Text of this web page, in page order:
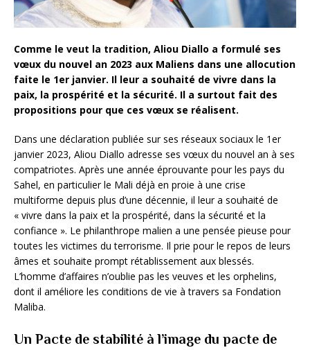
Comme le veut la tradition, Aliou Diallo a formulé ses
vœux du nouvel an 2023 aux Maliens dans une allocution
faite le 1er janvier. Il leur a souhaité de vivre dans la
paix, la prospérité et la sécurité. Il a surtout fait des
propositions pour que ces vœux se réalisent.
Dans une déclaration publiée sur ses réseaux sociaux le 1er
janvier 2023, Aliou Diallo adresse ses vœux du nouvel an à ses
compatriotes. Après une année éprouvante pour les pays du
Sahel, en particulier le Mali déjà en proie à une crise
multiforme depuis plus d’une décennie, il leur a souhaité de
« vivre dans la paix et la prospérité, dans la sécurité et la
confiance ». Le philanthrope malien a une pensée pieuse pour
toutes les victimes du terrorisme. Il prie pour le repos de leurs
âmes et souhaite prompt rétablissement aux blessés.
L’homme d’affaires n’oublie pas les veuves et les orphelins,
dont il améliore les conditions de vie à travers sa Fondation
Maliba.
Un Pacte de stabilité à l’image du pacte de